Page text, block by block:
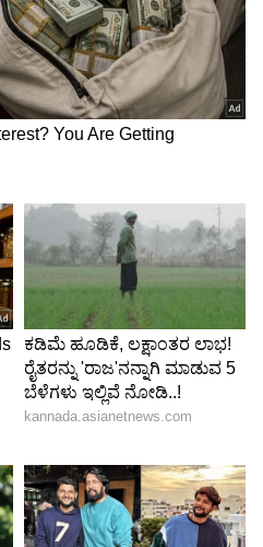
ಕಿಚನ್ ಟಿಪ್ಸ್‌,
ಅಪ್ಡೇಟ್‌ಗಳಿಗಾಗಿ
ಫಾಲೋ ಮಾಡಿ.
ಲಭ್ಯ. ಏಷ್ಯಾನೆಟ್
ಆ್ಯಪ್ ಡೌನ್‌ಲೋಡ್ ಮಾಡಿ
ಪಡೆಯಿರಿ.
ಡಿಜಿಟಲ್ ವಿಭಾಗದಲ್ಲಿ ಕಳೆದ
ದೃಶ್ಯ ಮಾಧ್ಯಮ,
ಕೆಲಸ ಮಾಡಿದ ಅನುಭವವಿದೆ.
ಸ್ನಾತಕೋತ್ತರ ಪದವಿ.
ದೇಶ, ಜ್ಯೋತಿಷ್ಯ, ಜೀವನಶೈಲಿ,